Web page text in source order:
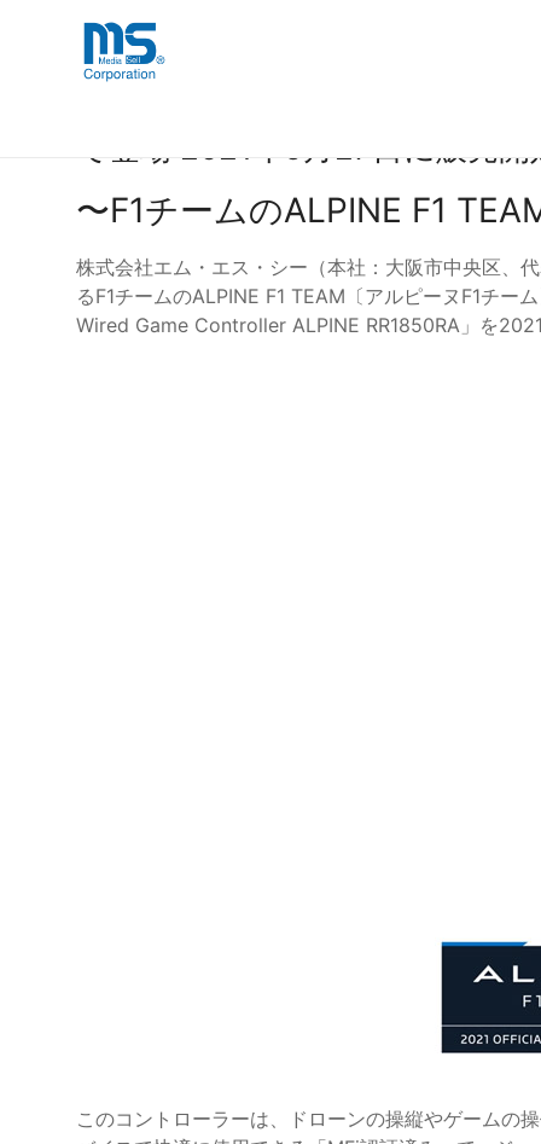
海外事業部が取り揃えている海外輸
〜F1チームのALPINE F1
株式会社エム・エス・シー（本社：大阪市中央区、
るF1チームのALPINE F1 TEAM〔アルピーヌF1チ
Wired Game Controller ALPINE RR1850RA」を
このコントローラーは、ドローンの操縦やゲーム